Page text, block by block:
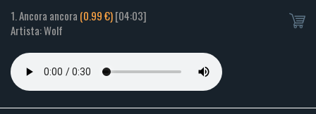
1. Ancora ancora (0.99 €)[04:03]
Artista: Wolf